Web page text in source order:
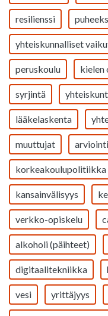
resilienssi
yhteiskunnalliset
peruskoulu kielen
syrjintä
lääkelaskenta
muuttujat
korkeakoulupolitiikka
kansainvälisyys
verkko-opiskelu
alkoholi (päihteet)
digitaalitekniikka
vesi yrittäjyys